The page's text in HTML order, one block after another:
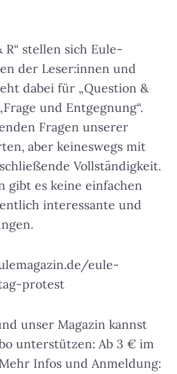
R“ stellen sich Eule-
der Leser:innen und
dabei für „Question &
und Entgegnung“.
Fragen unserer
aber keineswegs mit
Vollständigkeit.
gibt es keine einfachen
interessante und
eule-
protest
unser Magazin kannst
unterstützen: Ab 3 € im
Infos und Anmeldung: